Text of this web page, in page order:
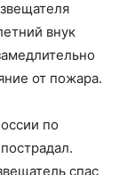
внук
от пожара.
по
спас